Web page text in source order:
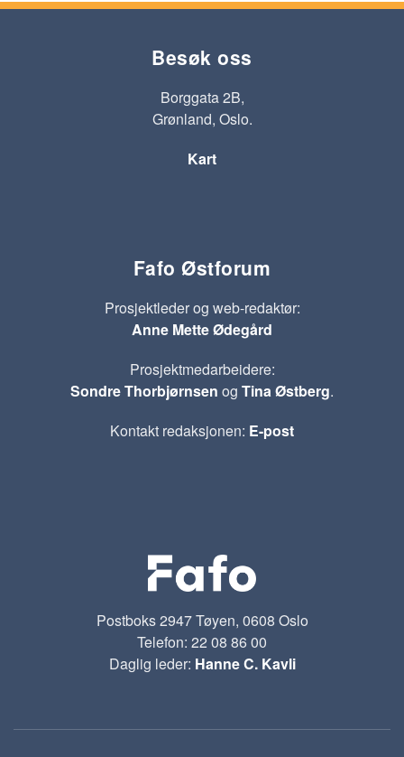
Besøk oss
Borggata 2B,
Grønland, Oslo.
Kart
Fafo Østforum
Prosjektleder og web-redaktør:
Anne Mette Ødegård
Prosjektmedarbeidere:
Sondre Thorbjørnsen og Tina Østberg.
Kontakt redaksjonen: E-post
Postboks 2947 Tøyen, 0608 Oslo
Telefon: 22 08 86 00
Daglig leder: Hanne C. Kavli